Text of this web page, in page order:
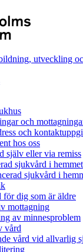
utveckling
och
och
hos oss
själv eller via remiss
sjukvård i hemmet
sjukvård i
för dig som är äldre
mottagning
av minnesproblem
vård
vård vid allvarlig